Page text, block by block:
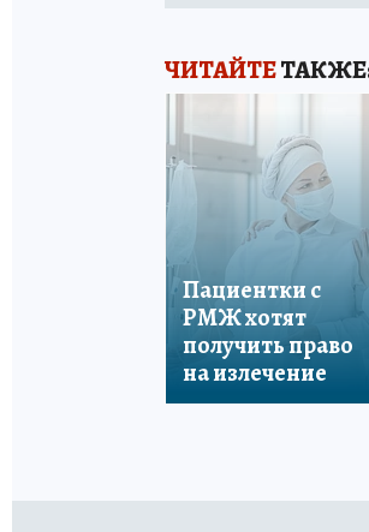
ЧИТАЙТЕ
Пациентки с
РМЖ хотят
получить право
на излечение